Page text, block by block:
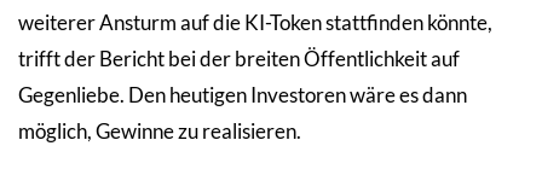
weiterer Ansturm auf die KI-Token stattfinden könnte,
trifft der Bericht bei der breiten Öffentlichkeit auf
Gegenliebe. Den heutigen Investoren wäre es dann
möglich, Gewinne zu realisieren.